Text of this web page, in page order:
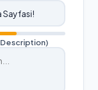
Description)